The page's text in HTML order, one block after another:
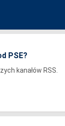
PSE?
kanałów RSS.